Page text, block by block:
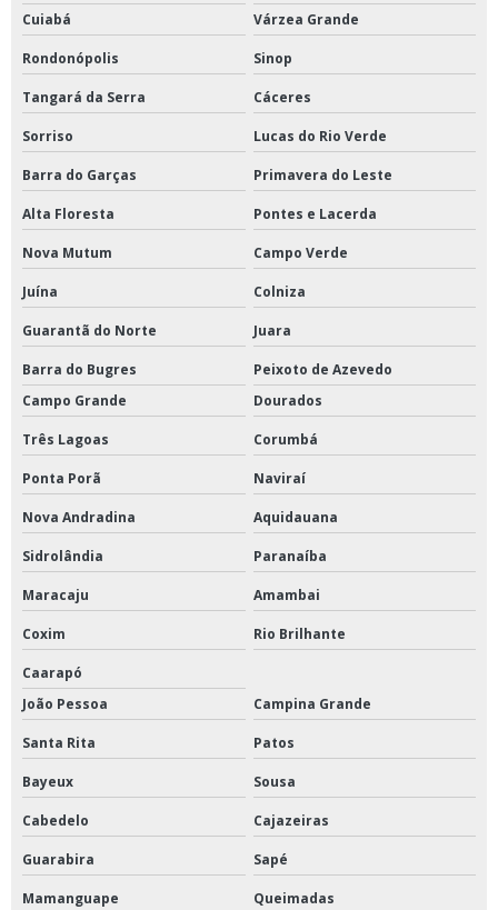
Cuiabá
Várzea Grande
Rondonópolis Sinop
Tangará da Serra Cáceres
Sorriso Lucas do Rio Verde
Barra do Garças Primavera do Leste
Alta Floresta Pontes e Lacerda
Nova Mutum Campo Verde
Juína Colniza
Guarantã do Norte Juara
Barra do Bugres
Peixoto de Azevedo
Campo Grande
Dourados
Três Lagoas Corumbá
Ponta Porã Naviraí
Nova Andradina Aquidauana
Sidrolândia Paranaíba
Maracaju Amambai
Coxim Rio Brilhante
Caarapó
João Pessoa
Campina Grande
Santa Rita Patos
Bayeux Sousa
Cabedelo Cajazeiras
Guarabira Sapé
Mamanguape Queimadas